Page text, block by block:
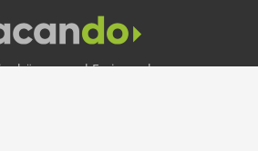
und Ferienwohnungen